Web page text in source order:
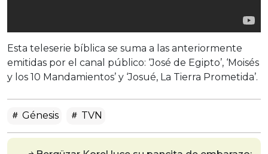
Esta teleserie bíblica se suma a las anteriormente
emitidas por el canal público: ‘José de Egipto’, ‘Moisés
y los 10 Mandamientos’ y ‘Josué, La Tierra Prometida’.
Génesis TVN